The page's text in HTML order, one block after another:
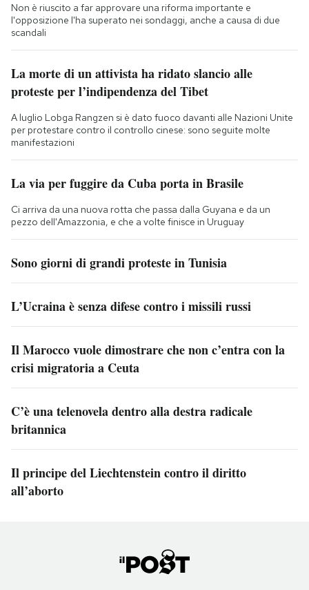
Non è riuscito a far approvare una riforma importante e
l'opposizione l'ha superato nei sondaggi, anche a causa di due
scandali
La morte di un attivista ha ridato slancio alle
proteste per l’indipendenza del Tibet
A luglio Lobga Rangzen si è dato fuoco davanti alle Nazioni Unite
per protestare contro il controllo cinese: sono seguite molte
manifestazioni
La via per fuggire da Cuba porta in Brasile
Ci arriva da una nuova rotta che passa dalla Guyana e da un
pezzo dell'Amazzonia, e che a volte finisce in Uruguay
Sono giorni di grandi proteste in Tunisia
L’Ucraina è senza difese contro i missili russi
Il Marocco vuole dimostrare che non c’entra con la
crisi migratoria a Ceuta
C’è una telenovela dentro alla destra radicale
britannica
Il principe del Liechtenstein contro il diritto
all’aborto